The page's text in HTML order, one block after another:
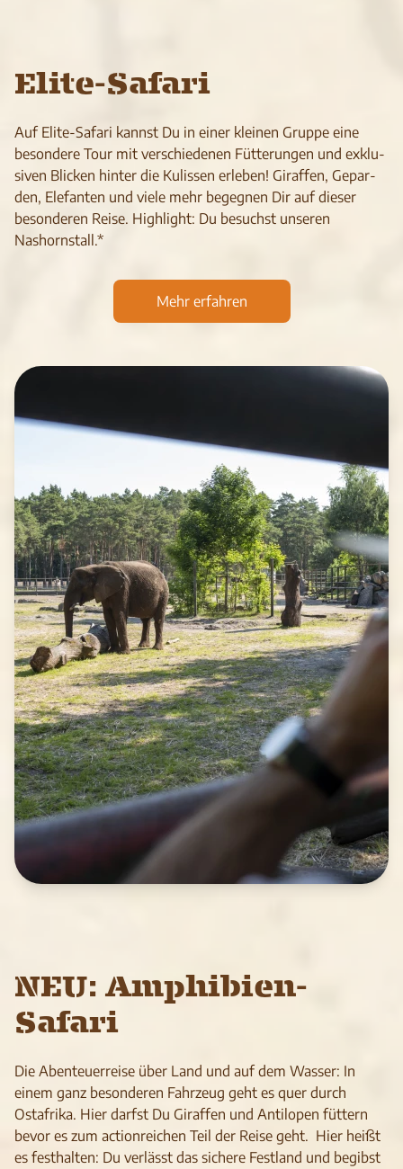
Elite-Safari
Auf Elite-Safari kannst Du in einer klei­nen Gruppe eine
beson­dere Tour mit ver­schie­de­nen Füt­te­run­gen und exk­lu­
si­ven Bli­cken hin­ter die Kulis­sen erle­ben! Giraf­fen, Gepar­
den, Ele­fan­ten und viele mehr begeg­nen Dir auf die­ser
beson­de­ren Reise. Highlight: Du besuchst unseren
Nashornstall.*
Mehr erfahren
NEU: Amphibien-
Safari
Die Abenteuerreise über Land und auf dem Wasser: In
einem ganz besonderen Fahrzeug geht es quer durch
Ostafrika. Hier darfst Du Giraffen und Antilopen füttern
bevor es zum actionreichen Teil der Reise geht. Hier heißt
es festhalten: Du verlässt das sichere Festland und begibst